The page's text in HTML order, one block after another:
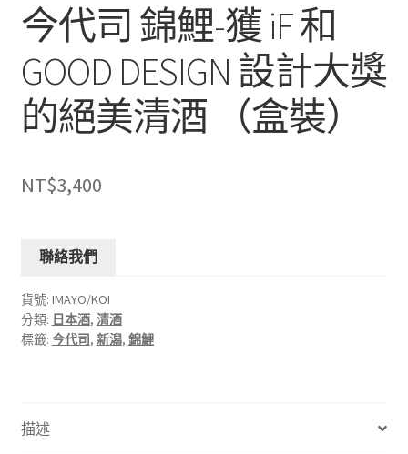
今代司 錦鯉-獲 iF 和
GOOD DESIGN 設計大獎
的絕美清酒 （盒裝）
NT$3,400
聯絡我們
貨號: IMAYO/KOI
分類: 日本酒, 清酒
標籤: 今代司, 新潟, 錦鯉
描述